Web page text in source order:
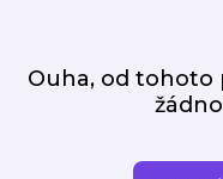
Ouha, od